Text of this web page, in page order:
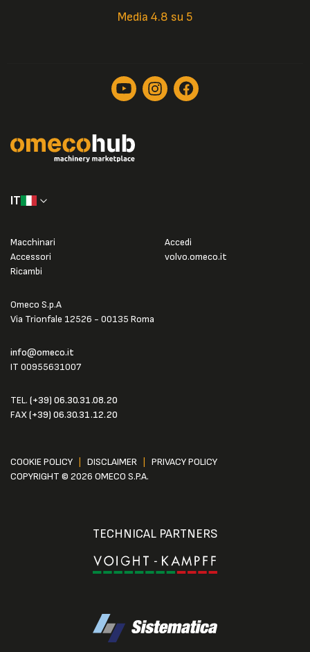
Media 4.8 su 5
IT
Omeco S.p.A
Via Trionfale 12526 - 00135 Roma
info@omeco.it
IT 00955631007
TEL. (+39) 06.30.31.08.20
FAX(+39) 06.30.31.12.20
Macchinari
Accessori
Ricambi
Accedi
volvo.omeco.it
COOKIE POLICY DISCLAIMER
PRIVACY POLICY
COPYRIGHT © 2026 OMECO S.P.A.
TECHNICAL PARTNERS